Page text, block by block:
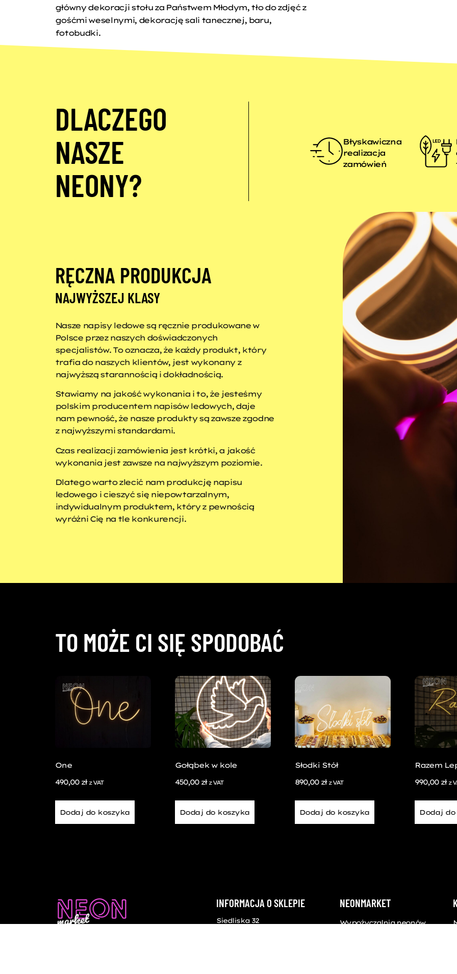
główny dekoracji stołu za Państwem Młodym, tło do zdjęć z
gośćmi weselnymi, dekorację sali tanecznej, baru,
fotobudki.
DLACZEGO
NASZE
NEONY?
Błyskawiczna
realizacja
zamówień
RĘCZNA PRODUKCJA
NAJWYŻSZEJ KLASY
Nasze napisy ledowe są ręcznie produkowane w
Polsce przez naszych doświadczonych
specjalistów. To oznacza, że każdy produkt, który
trafia do naszych klientów, jest wykonany z
najwyższą starannością i dokładnością.
Stawiamy na jakość wykonania i to, że jesteśmy
polskim producentem napisów ledowych, daje
nam pewność, że nasze produkty są zawsze zgodne
z najwyższymi standardami.
Czas realizacji zamówienia jest krótki, a jakość
wykonania jest zawsze na najwyższym poziomie.
Dlatego warto zlecić nam produkcję napisu
ledowego i cieszyć się niepowtarzalnym,
indywidualnym produktem, który z pewnością
wyróżni Cię na tle konkurencji.
TO MOŻE CI SIĘ SPODOBAĆ
One
490,00 zł z VAT
Dodaj do koszyka
Gołąbek w kole
450,00 zł z VAT
Dodaj do koszyka
Słodki Stół
890,00 zł z VAT
Dodaj do koszyka
Razem
990,00 zł z
Dodaj
INFORMACJA O SKLEPIE
Siedliska 32
NEONMARKET
Wypożyczalnia neonów